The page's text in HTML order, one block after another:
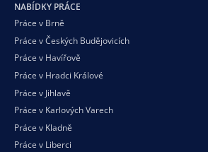
NABÍDKY PRÁCE
Práce v Brně
Práce v Českých Budějovicích
Práce v Havířově
Práce v Hradci Králové
Práce v Jihlavě
Práce v Karlových Varech
Práce v Kladně
Práce v Liberci